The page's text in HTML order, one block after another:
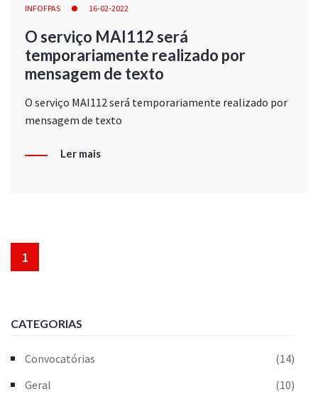
INFOFPAS 16-02-2022
O serviço MAI112 será
temporariamente realizado por
mensagem de texto
O serviço MAI112 será temporariamente realizado por
mensagem de texto
Ler mais
1
CATEGORIAS
Convocatórias
(14)
Geral
(10)